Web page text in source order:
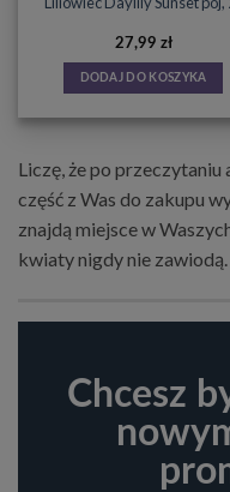
27,99 zł
DODAJ DO KOSZYKA
Liczę, że po przeczytaniu
część z Was do zakupu
znajdą miejsce w
kwiaty nigdy nie zawiodą.
Chcesz